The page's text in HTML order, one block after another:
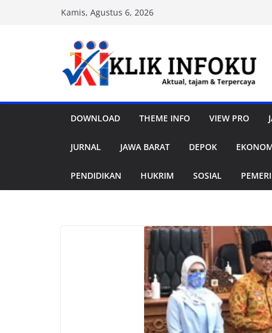
Kamis, Agustus 6, 2026
DOWNLOAD THEME INFO VIEW PRO
JURNAL JAWA BARAT DEPOK
PENDIDIKAN HUKRIM SOSIAL